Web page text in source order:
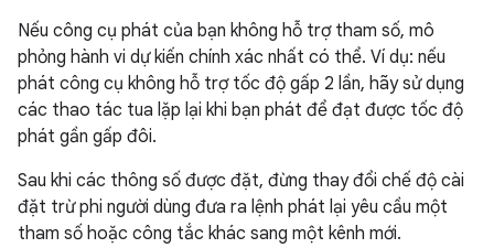
Nếu công cụ phát của bạn không hỗ trợ tham số, mô
phỏng hành vi dự kiến chính xác nhất có thể. Ví dụ: nếu
phát công cụ không hỗ trợ tốc độ gấp 2 lần, hãy sử dụng
các thao tác tua lặp lại khi bạn phát để đạt được tốc độ
phát gần gấp đôi.
Sau khi các thông số được đặt, đừng thay đổi chế độ cài
đặt trừ phi người dùng đưa ra lệnh phát lại yêu cầu một
tham số hoặc công tắc khác sang một kênh mới.